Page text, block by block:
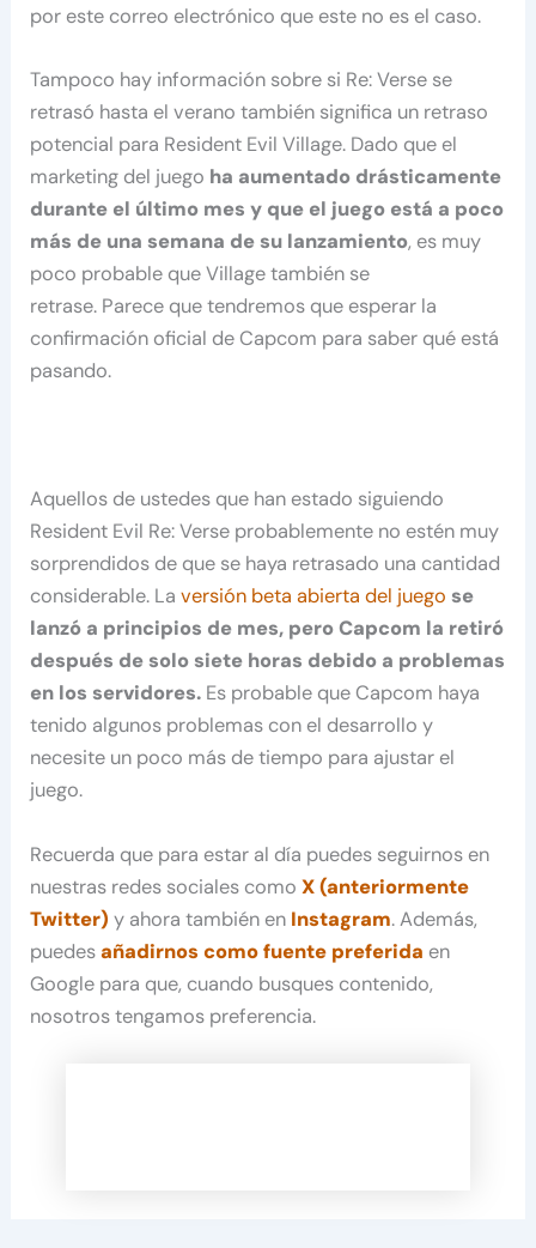
por este correo electrónico que este no es el caso.
Tampoco hay información sobre si Re: Verse se
retrasó hasta el verano también significa un retraso
potencial para Resident Evil Village. Dado que el
marketing del juego ha aumentado drásticamente
durante el último mes y que el juego está a poco
más de una semana de su lanzamiento, es muy
poco probable que Village también se
retrase. Parece que tendremos que esperar la
confirmación oficial de Capcom para saber qué está
pasando.
Aquellos de ustedes que han estado siguiendo
Resident Evil Re: Verse probablemente no estén muy
sorprendidos de que se haya retrasado una cantidad
considerable. Laversión beta abierta del juego se
lanzó a principios de mes, pero Capcom la retiró
después de solo siete horas debido a problemas
en los servidores. Es probable que Capcom haya
tenido algunos problemas con el desarrollo y
necesite un poco más de tiempo para ajustar el
juego.
Recuerda que para estar al día puedes seguirnos en
nuestras redes sociales comoX (anteriormente
Twitter) y ahora también en Instagram. Además,
puedesañadirnos como fuente preferida en
Google para que, cuando busques contenido,
nosotros tengamos preferencia.